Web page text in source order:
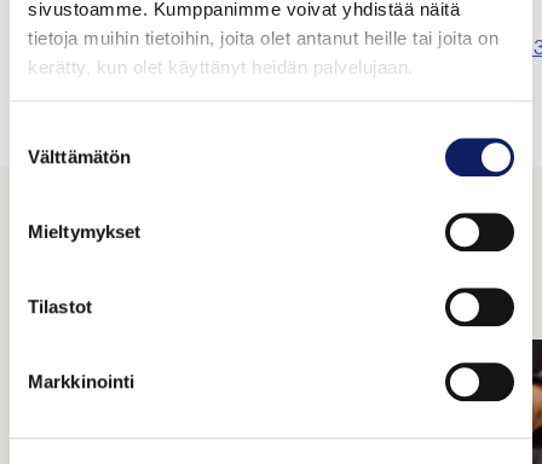
sivustoamme. Kumppanimme voivat yhdistää näitä
tietoja muihin tietoihin, joita olet antanut heille tai joita on
kerätty, kun olet käyttänyt heidän palvelujaan.
valinta
Välttämätön
Mieltymykset
Tilastot
Markkinointi
Hankintailmoitus on julkaistu Hilmassa:
https://www.hankintailmoitukset.fi/fi/public/procedure/
Muut ajankohtaiset
KAIKKI AJANKOHTAISET